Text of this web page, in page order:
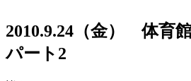
2010.9.24（金） 体育
パート2